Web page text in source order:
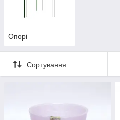
Опорі
Сортування